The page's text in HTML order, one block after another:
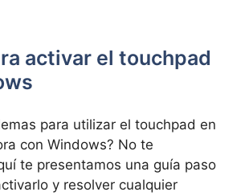
activar⁤ el touchpad
para utilizar el touchpad en‌
con Windows? No te
te presentamos una guía paso
y resolver⁣ cualquier